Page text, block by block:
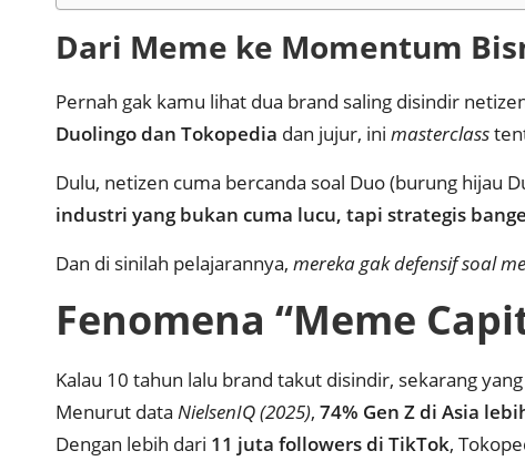
Dari Meme ke Momentum
Pernah gak kamu lihat dua brand saling disindir
Duolingo dan Tokopedia dan jujur, ini masterclass
Dulu, netizen cuma bercanda soal Duo (burung hijau
industri yang bukan cuma lucu, tapi strategis
Dan di sinilah pelajarannya, mereka gak defensif soal
Fenomena “Meme
Kalau 10 tahun lalu brand takut disindir, sekarang
Menurut data NielsenIQ (2025), 74% Gen Z di Asia
Dengan lebih dari 11 juta followers di TikTok,